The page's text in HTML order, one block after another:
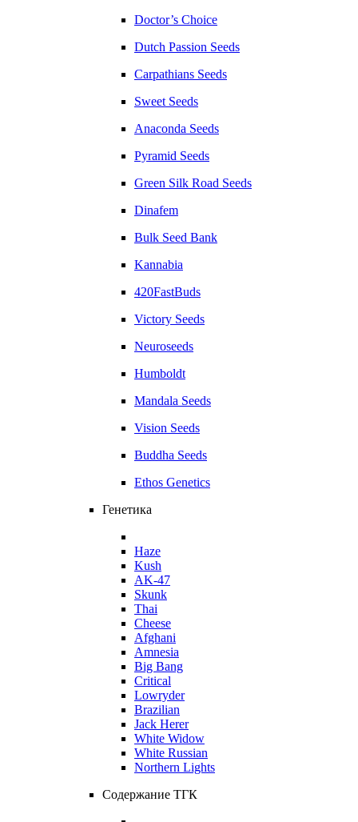
Doctor’s Choice
Dutch Passion Seeds
Carpathians Seeds
Sweet Seeds
Anaconda Seeds
Pyramid Seeds
Green Silk Road Seeds
Dinafem
Bulk Seed Bank
Kannabia
420FastBuds
Victory Seeds
Neuroseeds
Humboldt
Mandala Seeds
Vision Seeds
Buddha Seeds
Ethos Genetics
Генетика
Haze
Kush
AK-47
Skunk
Thai
Cheese
Afghani
Amnesia
Big Bang
Critical
Lowryder
Brazilian
Jack Herer
White Widow
White Russian
Northern Lights
Содержание ТГК